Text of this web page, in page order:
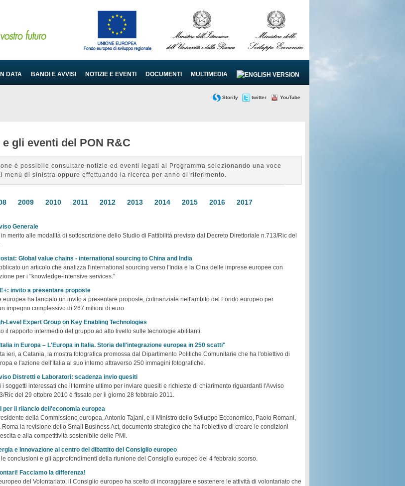
DATA BANDI E AVVISI NOTIZIE E EVENTI DOCUMENTI MULTIMEDIA
Storify twitter YouTube
gli eventi del PON R&C
è possibile consultare notizie ed eventi legati al Programma selezionando una voce
menù di sinistra oppure effettuando la ricerca per anno di riferimento.
2009 2010 2011 2012 2013 2014 2015 2016 2017
Generale
merito alle modalità di sottoscrizione dello Studio di Fattibilità previsto dal Decreto Direttoriale n.713/Ric del
Global value chains - international sourcing to China and India
un articolo che analizza l'international sourcing verso l'India e la Cina delle imprese europee con
per i "knowledge-intensive services."
invito a presentare proposte
europea ha lanciato un invito a presentare proposte, cofinanziate nell'ambito del Fondo europeo per
impegno complessivo di 267 milioni di euro.
Level Expert Group on Key Enabling Technologies
il rapporto intermedio del gruppo ad alto livello sulle tecnologie abilitanti.
in Europa – L'Europa in Italia. Storia dell'integrazione europea in 250 scatti"
ieri, a Catania, la mostra fotografica promossa dal Dipartimento Politiche Comunitarie che ha l'obiettivo di
e l'azione dell'Italia al suo interno attraverso 250 immagini fotografiche.
Distretti e Laboratori: scadenza invio quesiti
i soggetti interessati che il termine ultimo per inviare quesiti e richieste di chiarimento riguardanti l'Avviso
Ric del 29 ottobre 2010 è fissato per il giorno 28 febbraio 2011.
per il rilancio dell'economia europea
della Commissione europea, Antonio Tajani, e il Ministro dello Sviluppo Ecconomico, Paolo Romani,
la revisione dello Small Business Act, documento strategico che ha l'obiettivo di creare le condizioni
e alla competitività sostenibile delle PMI.
e Innovazione al centro del dibattito del Consiglio europeo
conclusioni e gli approfondimenti della riunione del Consiglio europeo del 4 febbraio scorso.
Facciamo la differenza!
del Volontariato, il Consiglio europeo ha scelto di incoraggiare e sostenere le attività di volontariato che